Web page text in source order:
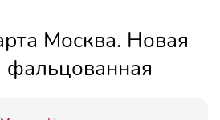
Москва. Новая
фальцованная